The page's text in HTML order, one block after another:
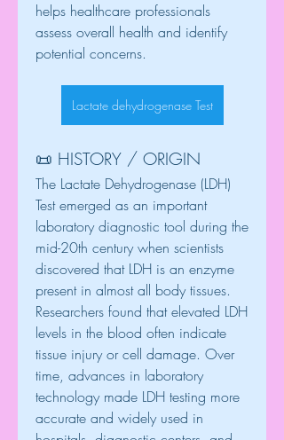
helps healthcare professionals
assess overall health and identify
potential concerns.
Lactate dehydrogenase Test
📜 HISTORY / ORIGIN
The Lactate Dehydrogenase (LDH)
Test emerged as an important
laboratory diagnostic tool during the
mid-20th century when scientists
discovered that LDH is an enzyme
present in almost all body tissues.
Researchers found that elevated LDH
levels in the blood often indicate
tissue injury or cell damage. Over
time, advances in laboratory
technology made LDH testing more
accurate and widely used in